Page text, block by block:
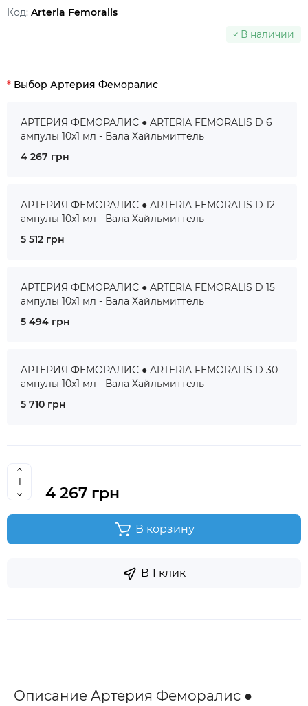
Код: Arteria Femoralis
В наличии
Выбор Артерия Феморалис
АРТЕРИЯ ФЕМОРАЛИС ● ARTERIA FEMORALIS D 6
ампулы 10x1 мл - Вала Хайльмиттель
4 267 грн
АРТЕРИЯ ФЕМОРАЛИС ● ARTERIA FEMORALIS D 12
ампулы 10x1 мл - Вала Хайльмиттель
5 512 грн
АРТЕРИЯ ФЕМОРАЛИС ● ARTERIA FEMORALIS D 15
ампулы 10x1 мл - Вала Хайльмиттель
5 494 грн
АРТЕРИЯ ФЕМОРАЛИС ● ARTERIA FEMORALIS D 30
ампулы 10x1 мл - Вала Хайльмиттель
5 710 грн
4 267 грн
В корзину
В 1 клик
Описание Артерия Феморалис ●